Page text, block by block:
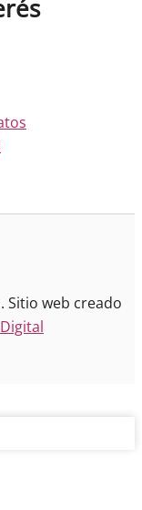
Sitio web creado